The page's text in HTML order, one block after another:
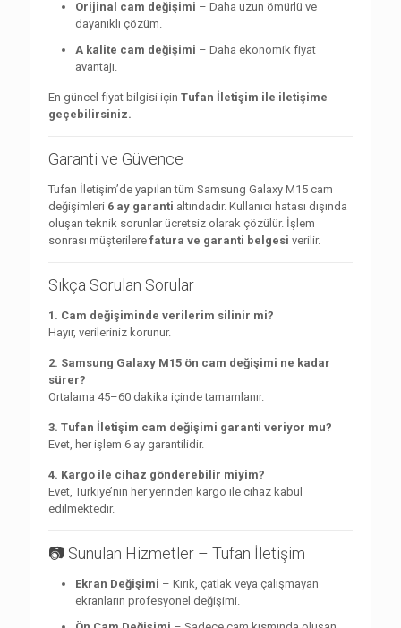
Orijinal cam değişimi – Daha uzun ömürlü ve
dayanıklı çözüm.
A kalite cam değişimi – Daha ekonomik fiyat
avantajı.
En güncel fiyat bilgisi için Tufan İletişim ile iletişime
geçebilirsiniz.
Garanti ve Güvence
Tufan İletişim’de yapılan tüm Samsung Galaxy M15 cam
değişimleri 6 ay garanti altındadır. Kullanıcı hatası dışında
oluşan teknik sorunlar ücretsiz olarak çözülür. İşlem
sonrası müşterilere fatura ve garanti belgesi verilir.
Sıkça Sorulan Sorular
1. Cam değişiminde verilerim silinir mi?
Hayır, verileriniz korunur.
2. Samsung Galaxy M15 ön cam değişimi ne kadar
sürer?
Ortalama 45–60 dakika içinde tamamlanır.
3. Tufan İletişim cam değişimi garanti veriyor mu?
Evet, her işlem 6 ay garantilidir.
4. Kargo ile cihaz gönderebilir miyim?
Evet, Türkiye’nin her yerinden kargo ile cihaz kabul
edilmektedir.
📷 Sunulan Hizmetler – Tufan İletişim
Ekran Değişimi – Kırık, çatlak veya çalışmayan
ekranların profesyonel değişimi.